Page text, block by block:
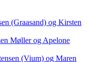
(Graasand) og Kirsten
Møller og Apelone
(Vium) og Maren